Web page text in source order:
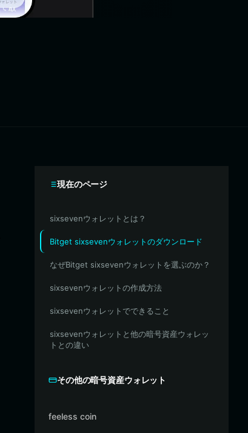
現在のページ
sixsevenウォレットとは？
Bitget sixsevenウォレットのダウンロード
なぜBitget sixsevenウォレットを選ぶのか？
sixsevenウォレットの作成方法
sixsevenウォレットでできること
sixsevenウォレットと他の暗号資産ウォレッ
トとの違い
その他の暗号資産ウォレット
feeless coin